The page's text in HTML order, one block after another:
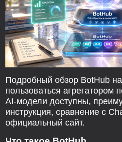
Подробный обзор BotHub
пользоваться агрегатором
AI-модели доступны,
инструкция, сравнение с
официальный сайт.